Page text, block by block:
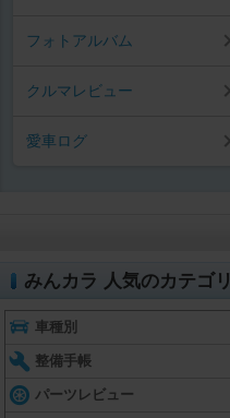
フォトアルバム
クルマレビュー
愛車ログ
みんカラ 人気のカテゴリ
車種別
整備手帳
パーツレビュー